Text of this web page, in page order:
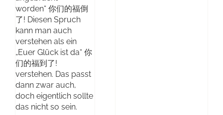
worden“ 你们的福倒
了! Diesen Spruch
kann man auch
verstehen als ein
„Euer Glück ist da“ 你
们的福到了!
verstehen. Das passt
dann zwar auch,
doch eigentlich sollte
das nicht so sein.